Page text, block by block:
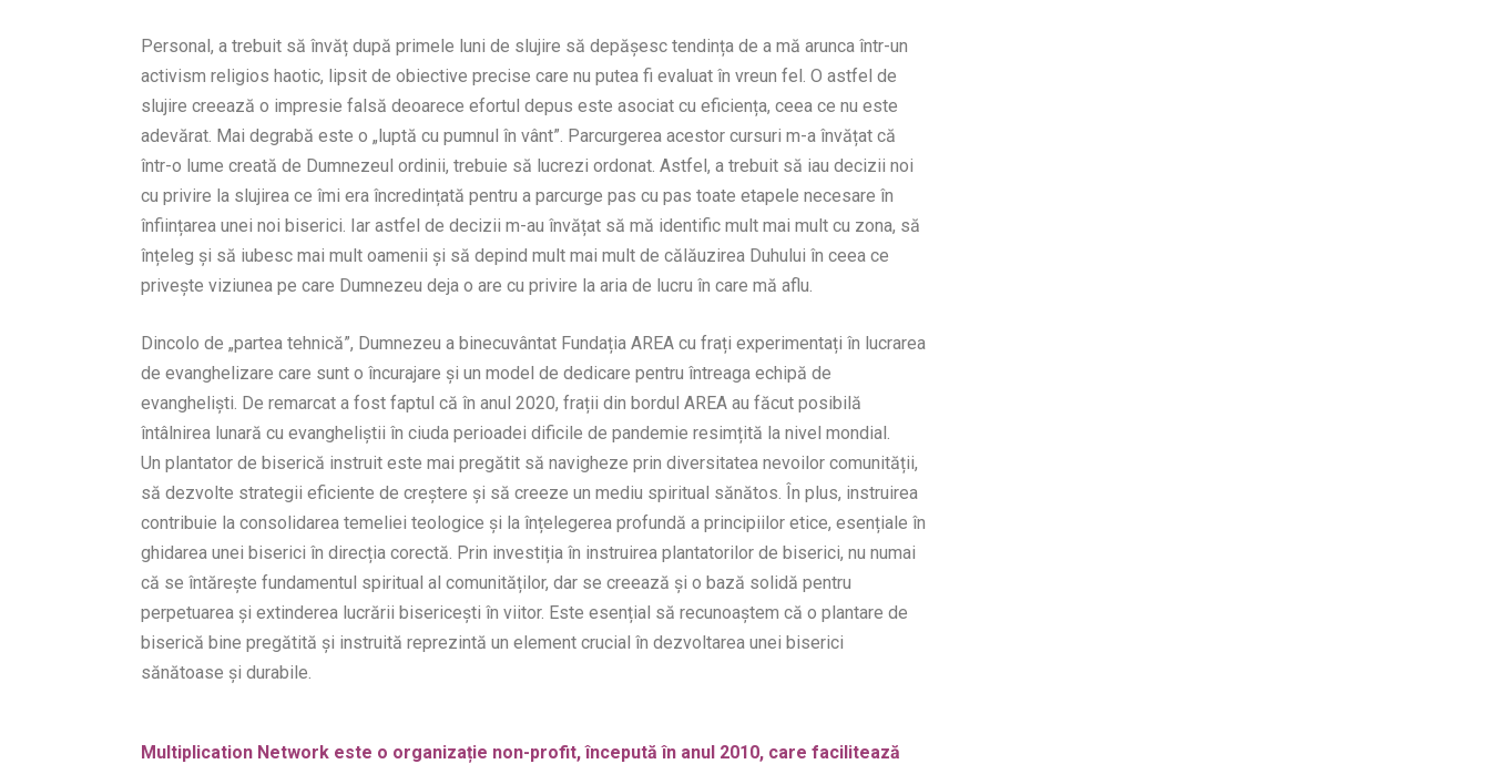
Personal, a trebuit să învăț după primele luni de slujire să depășesc tendința de a mă arunca într-un
activism religios haotic, lipsit de obiective precise care nu putea fi evaluat în vreun fel. O astfel de
slujire creează o impresie falsă deoarece efortul depus este asociat cu eficiența, ceea ce nu este
adevărat. Mai degrabă este o „luptă cu pumnul în vânt”. Parcurgerea acestor cursuri m-a învățat că
într-o lume creată de Dumnezeul ordinii, trebuie să lucrezi ordonat. Astfel, a trebuit să iau decizii noi
cu privire la slujirea ce îmi era încredințată pentru a parcurge pas cu pas toate etapele necesare în
înființarea unei noi biserici. Iar astfel de decizii m-au învățat să mă identific mult mai mult cu zona, să
înțeleg și să iubesc mai mult oamenii și să depind mult mai mult de călăuzirea Duhului în ceea ce
privește viziunea pe care Dumnezeu deja o are cu privire la aria de lucru în care mă aflu.
Dincolo de „partea tehnică”, Dumnezeu a binecuvântat Fundația AREA cu frați experimentați în lucrarea
de evanghelizare care sunt o încurajare și un model de dedicare pentru întreaga echipă de
evangheliști. De remarcat a fost faptul că în anul 2020, frații din bordul AREA au făcut posibilă
întâlnirea lunară cu evangheliștii în ciuda perioadei dificile de pandemie resimțită la nivel mondial.
Un plantator de biserică instruit este mai pregătit să navigheze prin diversitatea nevoilor comunității,
să dezvolte strategii eficiente de creștere și să creeze un mediu spiritual sănătos. În plus, instruirea
contribuie la consolidarea temeliei teologice și la înțelegerea profundă a principiilor etice, esențiale în
ghidarea unei biserici în direcția corectă. Prin investiția în instruirea plantatorilor de biserici, nu numai
că se întărește fundamentul spiritual al comunităților, dar se creează și o bază solidă pentru
perpetuarea și extinderea lucrării bisericești în viitor. Este esențial să recunoaștem că o plantare de
biserică bine pregătită și instruită reprezintă un element crucial în dezvoltarea unei biserici
sănătoase și durabile.
Multiplication Network este o organizație non-profit, începută în anul 2010, care facilitează